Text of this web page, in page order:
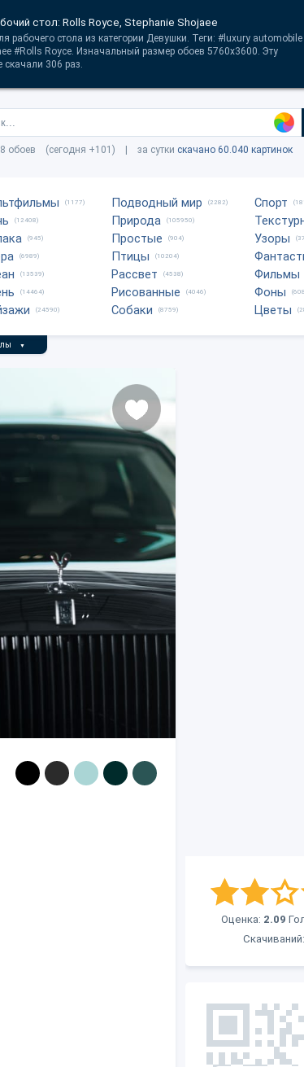
стол: Rolls Royce, Stephanie Shojaee
рабочего стола из категории Девушки. Теги: #luxury automobile
#Rolls Royce. Изначальный размер обоев 5760x3600. Эту
306 раз.
обоев (сегодня +101) | за сутки скачано 60.040 картинок
(1177)
(12408)
(945)
(6989)
(13539)
(14464)
(24590)
Подводный мир (2282)
Природа (105950)
Простые (904)
Птицы (10204)
Рассвет (4538)
Рисованные (4046)
Собаки (8759)
Спорт
Узоры
Фильмы
Фоны
Цветы
▼
Оценка: 2.09
Скачиваний: